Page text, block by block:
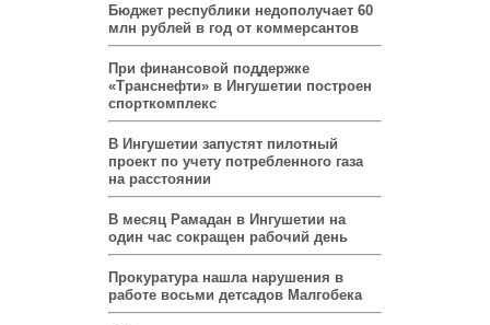
Бюджет республики недополучает 60
млн рублей в год от коммерсантов
При финансовой поддержке
«Транснефти» в Ингушетии построен
спорткомплекс
В Ингушетии запустят пилотный
проект по учету потребленного газа
на расстоянии
В месяц Рамадан в Ингушетии на
один час сокращен рабочий день
Прокуратура нашла нарушения в
работе восьми детсадов Малгобека